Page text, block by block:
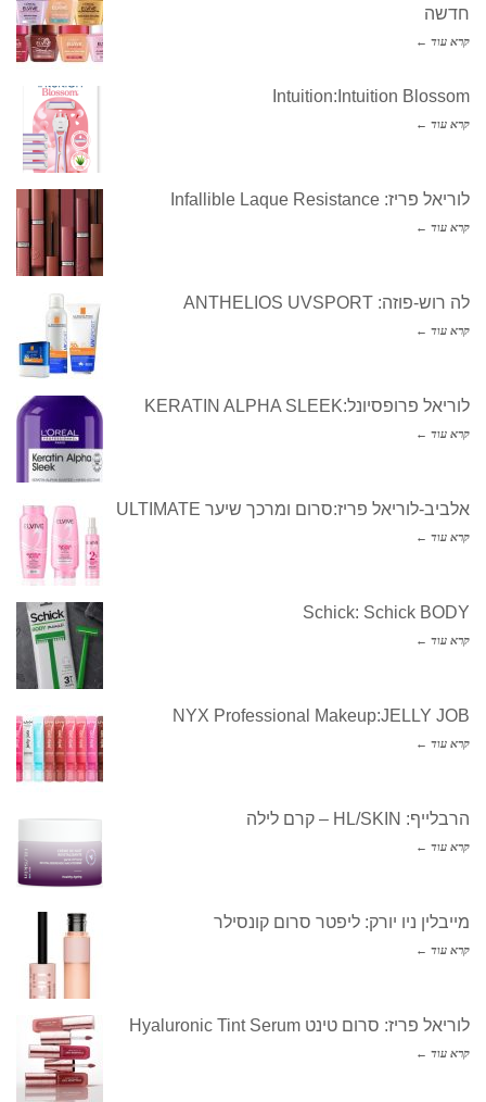
חדשה
קרא עוד ←
Intuition:Intuition Blossom
קרא עוד ←
לוריאל פריז: Infallible Laque Resistance
קרא עוד ←
לה רוש-פוזה: ANTHELIOS UVSPORT
קרא עוד ←
לוריאל פרופסיונל:KERATIN ALPHA SLEEK
קרא עוד ←
אלביב-לוריאל פריז:סרום ומרכך שיער ULTIMATE
קרא עוד ←
Schick: Schick BODY
קרא עוד ←
NYX Professional Makeup:JELLY JOB
קרא עוד ←
הרבלייף: HL/SKIN – קרם לילה
קרא עוד ←
מייבלין ניו יורק: ליפטר סרום קונסילר
קרא עוד ←
לוריאל פריז: סרום טינט Hyaluronic Tint Serum
קרא עוד ←